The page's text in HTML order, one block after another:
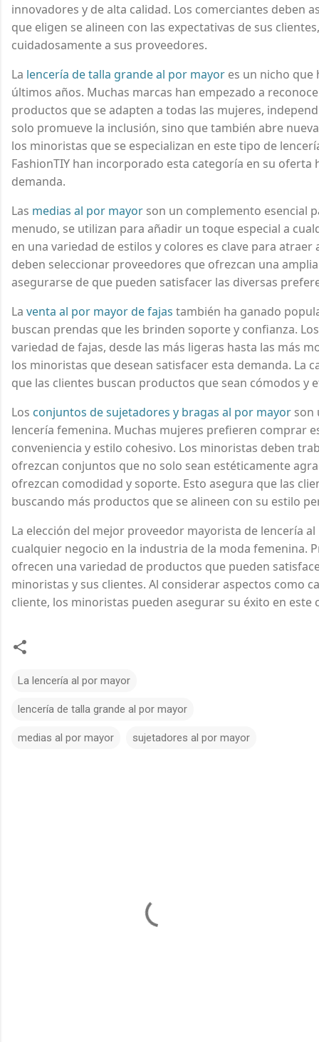
innovadores y de alta calidad. Los comerciantes deben
que eligen se alineen con las expectativas de sus
cuidadosamente a sus proveedores.
La lencería de talla grande al por mayor es un nicho que
últimos años. Muchas marcas han empezado a
productos que se adapten a todas las mujeres,
solo promueve la inclusión, sino que también abre
los minoristas que se especializan en este tipo de
FashionTIY han incorporado esta categoría en su oferta
demanda.
Las medias al por mayor son un complemento esencial
menudo, se utilizan para añadir un toque especial a
en una variedad de estilos y colores es clave para atraer
deben seleccionar proveedores que ofrezcan una
asegurarse de que pueden satisfacer las diversas
La venta al por mayor de fajas también ha ganado
buscan prendas que les brinden soporte y confianza.
variedad de fajas, desde las más ligeras hasta las más
los minoristas que desean satisfacer esta demanda. La
que las clientes buscan productos que sean cómodos y
Los conjuntos de sujetadores y bragas al por mayor son
lencería femenina. Muchas mujeres prefieren comprar
conveniencia y estilo cohesivo. Los minoristas deben
ofrezcan conjuntos que no solo sean estéticamente
ofrezcan comodidad y soporte. Esto asegura que las
buscando más productos que se alineen con su estilo
La elección del mejor proveedor mayorista de lencería
cualquier negocio en la industria de la moda femenina.
ofrecen una variedad de productos que pueden
minoristas y sus clientes. Al considerar aspectos como
cliente, los minoristas pueden asegurar su éxito en este
La lencería al por mayor
lencería de talla grande al por mayor
medias al por mayor sujetadores al por mayor